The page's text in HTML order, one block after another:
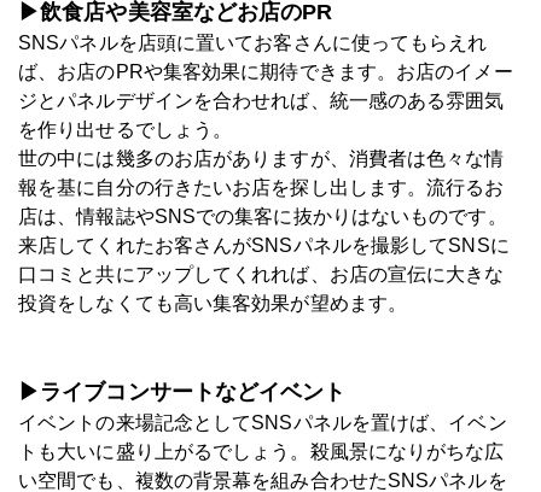
▶飲食店や美容室などお店のPR
SNSパネルを店頭に置いてお客さんに使ってもらえれ
ば、お店のPRや集客効果に期待できます。お店のイメー
ジとパネルデザインを合わせれば、統一感のある雰囲気
を作り出せるでしょう。
世の中には幾多のお店がありますが、消費者は色々な情
報を基に自分の行きたいお店を探し出します。流行るお
店は、情報誌やSNSでの集客に抜かりはないものです。
来店してくれたお客さんがSNSパネルを撮影してSNSに
口コミと共にアップしてくれれば、お店の宣伝に大きな
投資をしなくても高い集客効果が望めます。
▶ライブコンサートなどイベント
イベントの来場記念としてSNSパネルを置けば、イベン
トも大いに盛り上がるでしょう。殺風景になりがちな広
い空間でも、複数の背景幕を組み合わせたSNSパネルを